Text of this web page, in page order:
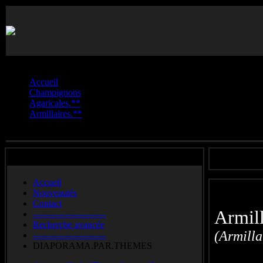
Accueil
Champignons
Agaricales.**
Armillaires.**
Accueil
Nouveautés
Contact
-------------------------
Recherche avancée
-------------------------
DIAPORAMA.PAR.THEMES